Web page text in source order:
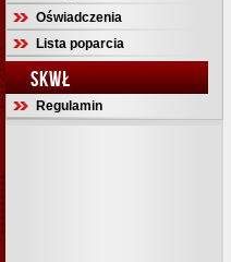
Oświadczenia
Lista poparcia
SKWŁ
Regulamin